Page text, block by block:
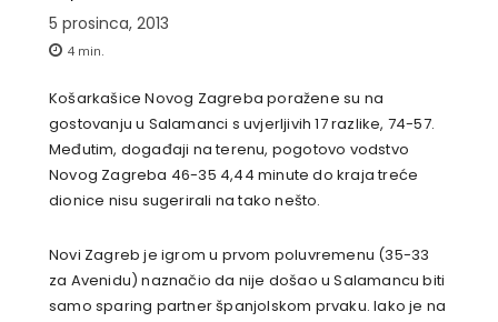
5 prosinca, 2013
4 min.
Košarkašice Novog Zagreba poražene su na
gostovanju u Salamanci s uvjerljivih 17 razlike, 74-57.
Međutim, događaji na terenu, pogotovo vodstvo
Novog Zagreba 46-35 4,44 minute do kraja treće
dionice nisu sugerirali na tako nešto.
Novi Zagreb je igrom u prvom poluvremenu (35-33
za Avenidu) naznačio da nije došao u Salamancu biti
samo sparing partner španjolskom prvaku. Iako je na